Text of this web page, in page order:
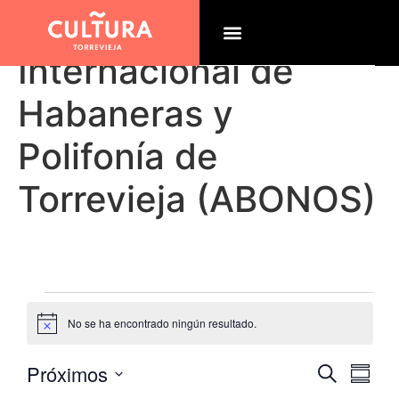
72º Certamen
Internacional de
Habaneras y
Polifonía de
Torrevieja (ABONOS)
Aviso No se ha encontrado ningún resultado.
Buscar
Próximos